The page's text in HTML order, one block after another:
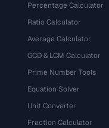
Percentage Calculator
Ratio Calculator
Average Calculator
GCD & LCM Calculator
Prime Number Tools
Equation Solver
Unit Converter
Fraction Calculator